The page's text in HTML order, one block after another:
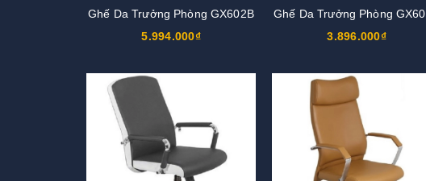
Ghế Da Trưởng Phòng GX602B
5.994.000₫
Ghế Da Trưởng Phòng
3.896.000₫